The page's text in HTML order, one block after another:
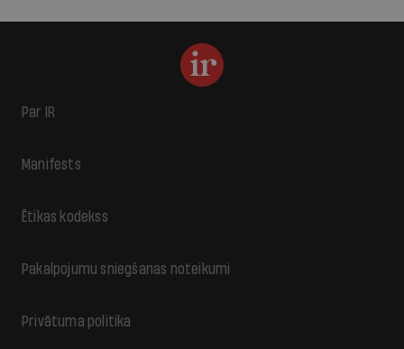
Par IR
Manifests
Ētikas kodekss
Pakalpojumu sniegšanas noteikumi
Privātuma politika